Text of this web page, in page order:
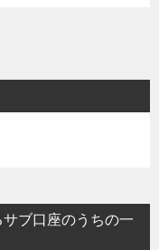
ブ口座のうちの一